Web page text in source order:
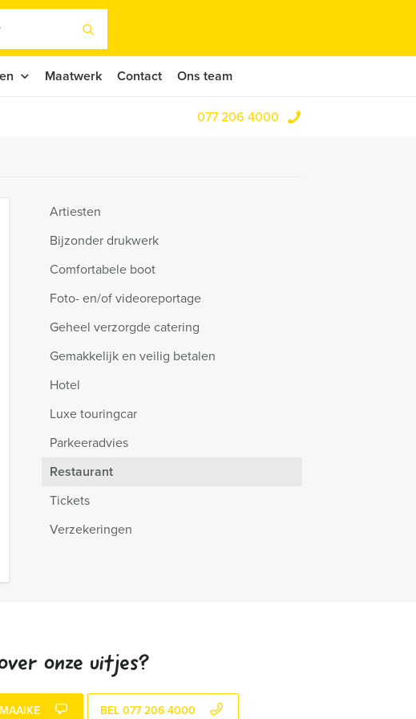
Maatwerk Contact Ons team
077 206 4000
Artiesten
Bijzonder drukwerk
Comfortabele boot
Foto- en/of videoreportage
Geheel verzorgde catering
Gemakkelijk en veilig betalen
Hotel
Luxe touringcar
Parkeeradvies
Restaurant
Tickets
Verzekeringen
onze uitjes?
BEL 077 206 4000